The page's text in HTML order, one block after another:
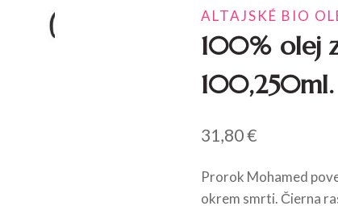
ALTAJSKÉ BIO
100% olej
31,80€
Prorok Mohamed
okrem smrti. Čierna